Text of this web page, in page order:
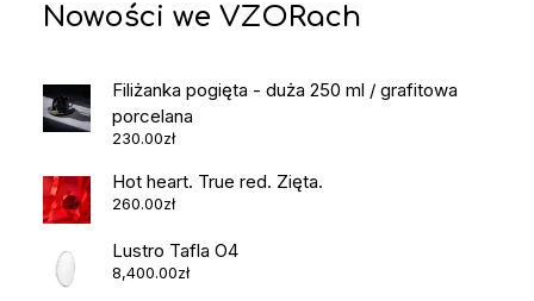
Nowości we VZORach
Filiżanka pogięta - duża 250 ml / grafitowa
porcelana
230.00zł
Hot heart. True red. Zięta.
260.00zł
Lustro Tafla O4
8,400.00zł